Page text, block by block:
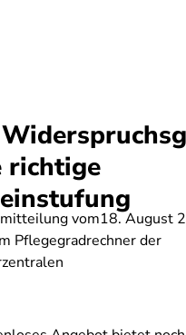
richtige
vom18. August
Pflegegradrechner der